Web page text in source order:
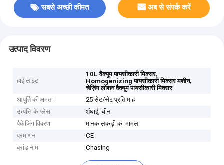
सबसे अच्छी कीमत अब से संपर्क करें
उत्पाद विवरण
हाई लाइट
10L वैक्यूम पायसीकारी मिक्सर,
Homogenizing पायसीकारी मिक्सर मशीन,
चेज़िंग लोशन वैक्यूम पायसीकारी मिक्सर
आपूर्ति की क्षमता
25 सेट/सेट प्रति माह
उत्पत्ति के प्लेस
शंघाई, चीन
पैकेजिंग विवरण
मानक लकड़ी का मामला
प्रमाणन
CE
ब्रांड नाम
Chasing